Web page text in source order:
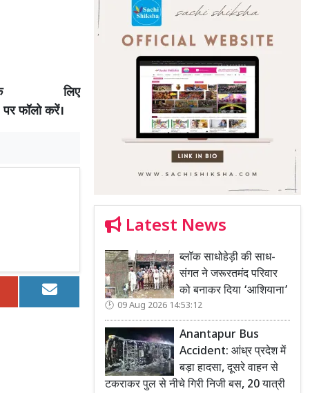
लिए
पर फॉलो करें।
Latest News
ब्लॉक साधोहेड़ी की साध-
संगत ने जरूरतमंद परिवार
को बनाकर दिया ‘आशियाना’
09 Aug 2026 14:53:12
Anantapur Bus
Accident: आंध्र प्रदेश में
बड़ा हादसा, दूसरे वाहन से
टकराकर पुल से नीचे गिरी निजी बस, 20 यात्री